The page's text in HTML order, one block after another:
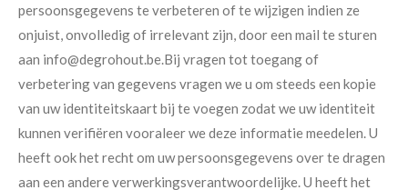
persoonsgegevens te verbeteren of te wijzigen indien ze
onjuist, onvolledig of irrelevant zijn, door een mail te sturen
aan info@degrohout.be.Bij vragen tot toegang of
verbetering van gegevens vragen we u om steeds een kopie
van uw identiteitskaart bij te voegen zodat we uw identiteit
kunnen verifiëren vooraleer we deze informatie meedelen. U
heeft ook het recht om uw persoonsgegevens over te dragen
aan een andere verwerkingsverantwoordelijke. U heeft het